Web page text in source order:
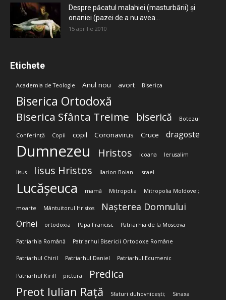
Despre păcatul malahiei (masturbării) şi
onaniei (pazei de a nu avea...
15 aprilie 2010
Etichete
Academia de Teologie Anul nou avort Biserica
Biserica Ortodoxă
Biserica Sfânta Treime biserică Botezul
Conferință Copii copil Coronavirus Cruce dragoste
Dumnezeu Hristos Icoana Ierusalim
Iisus Iisus Hristos Ilarion Boian Israel
Lucășeuca mamă Mitropolia Mitropolia Moldovei;
moarte Mântuitorul Hristos Nașterea Domnului
Orhei ortodoxia Papa Francisc Patriarhia de la Moscova
Patriarhia Română Patriarhul Bisericii Ortodoxe Române
Patriarhul Chiril Patriarhul Daniel Patriarhul Ecumenic
Patriarhul Kirill pictura Predica
Preot Iulian Rață Sfaturi duhovnicești; Sinaxa